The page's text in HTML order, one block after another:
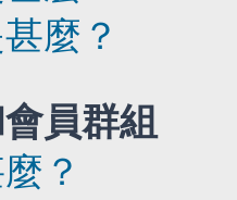
麼？
員群組
？